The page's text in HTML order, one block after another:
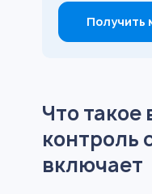
Получить
Что такое
контроль
включает